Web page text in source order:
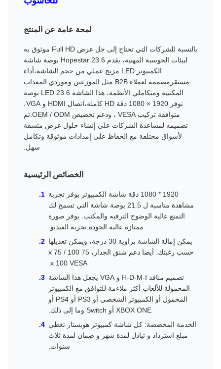
لمحة عامة عن المنتج
بالنسبة للشركات التي تحتاج إلى حل عرض Full HD موثوق به
لبيئات الحوسبة المهنية، يقدم Hopestar 23.6 بوصة شاشة
الكمبيوتر LED مزيج عملي من حجم الشاشة،أداء
مستقرمصممة لعملاء B2B مثل الموزعين وموردي المعدات
المكتبية ومتكاملي الأنظمة، هذا الشاشة LED 23.6 بوصة
توفر 1920 × 1080 دقة HD كاملة،اتصال HDMI و VGA،
متوافقة تركيب VESA ، ودعم تخصيص OEM / ODM.تم
تصميمه لمساعدة الشركات على إنشاء حلول عرض متسقة
لأسواق مختلفة مع الحفاظ على إمدادات موثوقة وتكامل
سهل.
الخصائص الرئيسية
1920 * 1080 دقة شاشة الكمبيوتر يوفر تجربة
مشاهدة مناسبة ل 21.5 بوصة شاشة التي تسمح لك
التمتع عالية الوضوح الترفيه والمكتب. يوفر صورة
ممتازة عالية الجودة,تجربة الفيديو.
يمكن إمالة الشاشة بزاوية 30 درجة، ويمكن تعديلها
حسب رغبتك. أيضا دعم شنق الجدار، 75 x 75 / 100
x 100 VESA.
تصميم منافذ H-D-M-I و VGA يجعل هذا الشاشة
المحمولة للألعاب أكثر ملاءمة للتوافق مع الكمبيوتر
المحمول أو الكمبيوتر الشخصي أو PS3 أو PS4 أو
XBOX ONE أو Switch وما إلى ذلك.
الخدمة المخصصة: كل شاشة كمبيوتر هوبستار تغطي
مبلغ استرداد و تبادل لمدة شهر و ضمان لمدة ثلاث
سنوات.